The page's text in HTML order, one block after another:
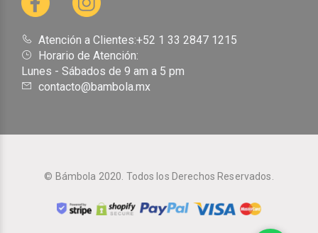
Atención a Clientes:+52 1 33 2847 1215
Horario de Atención:
Lunes - Sábados de 9 am a 5 pm
contacto@bambola.mx
© Bámbola 2020. Todos los Derechos Reservados.